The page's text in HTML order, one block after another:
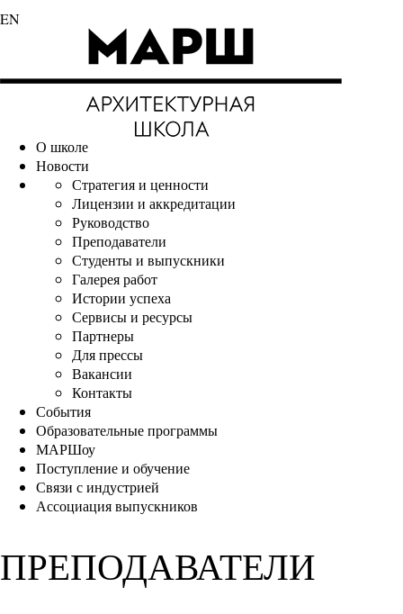
EN
О школе
Новости
Стратегия и ценности
Лицензии и аккредитации
Руководство
Преподаватели
Студенты и выпускники
Галерея работ
Истории успеха
Сервисы и ресурсы
Партнеры
Для прессы
Вакансии
Контакты
События
Образовательные программы
МАРШоу
Поступление и обучение
Связи с индустрией
Ассоциация выпускников
ПРЕПОДАВАТЕЛИ